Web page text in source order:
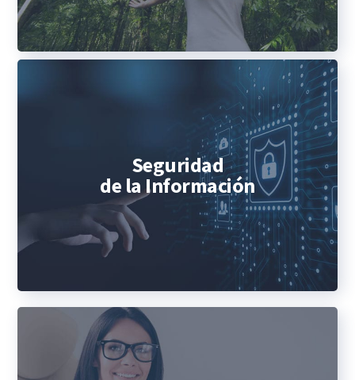
Seguridad
de la Información